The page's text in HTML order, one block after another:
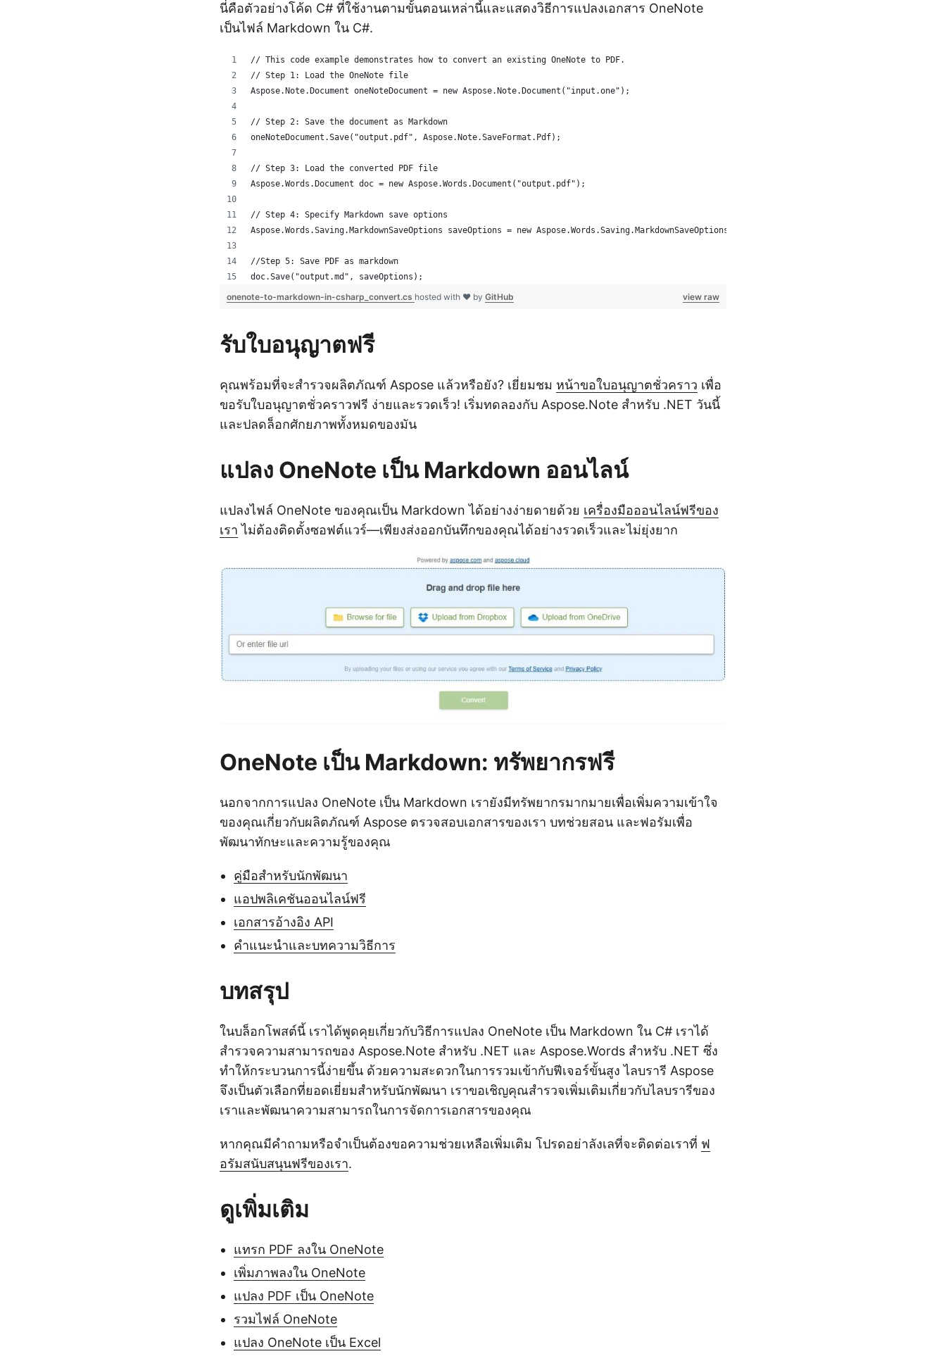
นี่คือตัวอย่างโค้ด C# ที่ใช้งานตามขั้นตอนเหล่านี้และแสดงวิธีการแปลงเอกสาร OneNote
เป็นไฟล์ Markdown ใน C#.
// This code example demonstrates how to convert an existing OneNote to PDF.
// Step 1: Load the OneNote file
Aspose.Note.Document oneNoteDocument = new Aspose.Note.Document("input.one");
// Step 2: Save the document as Markdown
oneNoteDocument.Save("output.pdf", Aspose.Note.SaveFormat.Pdf);
// Step 3: Load the converted PDF file
Aspose.Words.Document doc = new Aspose.Words.Document("output.pdf");
// Step 4: Specify Markdown save options
Aspose.Words.Saving.MarkdownSaveOptions saveOptions = new Aspose.Words.Saving.MarkdownSaveOptions();
//Step 5: Save PDF as markdown
doc.Save("output.md", saveOptions);
view raw
onenote-to-markdown-in-csharp_convert.cs hosted with ❤ by GitHub
รับใบอนุญาตฟรี
คุณพร้อมที่จะสำรวจผลิตภัณฑ์ Aspose แล้วหรือยัง? เยี่ยมชม หน้าขอใบอนุญาตชั่วคราว เพื่อ
ขอรับใบอนุญาตชั่วคราวฟรี ง่ายและรวดเร็ว! เริ่มทดลองกับ Aspose.Note สำหรับ .NET วันนี้
และปลดล็อกศักยภาพทั้งหมดของมัน
แปลง OneNote เป็น Markdown ออนไลน์
แปลงไฟล์ OneNote ของคุณเป็น Markdown ได้อย่างง่ายดายด้วย เครื่องมือออนไลน์ฟรีของ
เรา ไม่ต้องติดตั้งซอฟต์แวร์—เพียงส่งออกบันทึกของคุณได้อย่างรวดเร็วและไม่ยุ่งยาก
OneNote เป็น Markdown: ทรัพยากรฟรี
นอกจากการแปลง OneNote เป็น Markdown เรายังมีทรัพยากรมากมายเพื่อเพิ่มความเข้าใจ
ของคุณเกี่ยวกับผลิตภัณฑ์ Aspose ตรวจสอบเอกสารของเรา บทช่วยสอน และฟอรัมเพื่อ
พัฒนาทักษะและความรู้ของคุณ
คู่มือสำหรับนักพัฒนา
แอปพลิเคชันออนไลน์ฟรี
เอกสารอ้างอิง API
คำแนะนำและบทความวิธีการ
บทสรุป
ในบล็อกโพสต์นี้ เราได้พูดคุยเกี่ยวกับวิธีการแปลง OneNote เป็น Markdown ใน C# เราได้
สำรวจความสามารถของ Aspose.Note สำหรับ .NET และ Aspose.Words สำหรับ .NET ซึ่ง
ทำให้กระบวนการนี้ง่ายขึ้น ด้วยความสะดวกในการรวมเข้ากับฟีเจอร์ขั้นสูง ไลบรารี Aspose
จึงเป็นตัวเลือกที่ยอดเยี่ยมสำหรับนักพัฒนา เราขอเชิญคุณสำรวจเพิ่มเติมเกี่ยวกับไลบรารีของ
เราและพัฒนาความสามารถในการจัดการเอกสารของคุณ
หากคุณมีคำถามหรือจำเป็นต้องขอความช่วยเหลือเพิ่มเติม โปรดอย่าลังเลที่จะติดต่อเราที่ ฟ
อรัมสนับสนุนฟรีของเรา.
ดูเพิ่มเติม
แทรก PDF ลงใน OneNote
เพิ่มภาพลงใน OneNote
แปลง PDF เป็น OneNote
รวมไฟล์ OneNote
แปลง OneNote เป็น Excel